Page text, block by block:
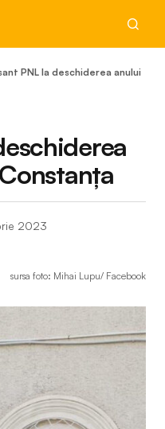
PNL la deschiderea anului
2023
sursa foto: Mihai Lupu/ Facebook